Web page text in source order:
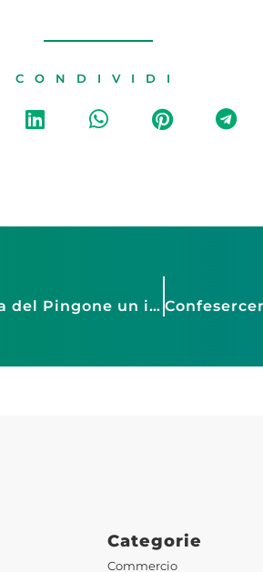
CONDIVIDI
Federfranchising: Torino Future Week, alla Casa del Pingone un incontro dedicato alla centralità delle relazioni nella gestione delle persone in franchising
Categorie
Commercio